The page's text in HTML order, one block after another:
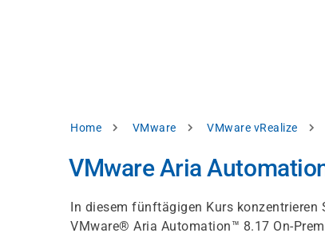
Pfadnavigation
Home VMware VMware vRealize
VMware Aria
In diesem fünftägigen Kurs
VMware® Aria Automation™ 8.17 On-
akzeptieren